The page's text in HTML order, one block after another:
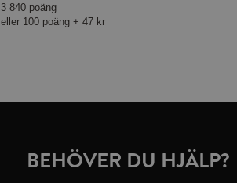
3 840 poäng
eller 100 poäng +47 kr
BEHÖVER DU HJÄLP?